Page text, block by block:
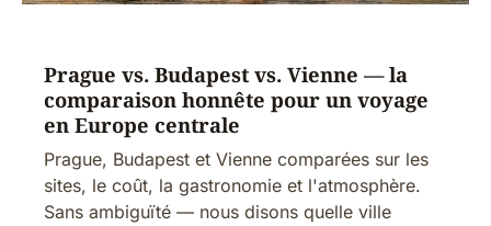
Prague vs. Budapest vs. Vienne — la
comparaison honnête pour un voyage
en Europe centrale
Prague, Budapest et Vienne comparées sur les
sites, le coût, la gastronomie et l'atmosphère.
Sans ambiguïté — nous disons quelle ville